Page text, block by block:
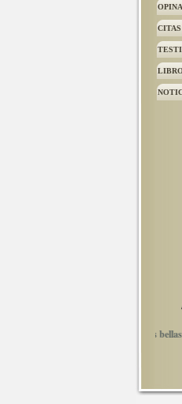
germinan las flores más bellas